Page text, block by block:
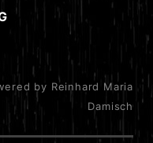
by Reinhard Maria
Damisch